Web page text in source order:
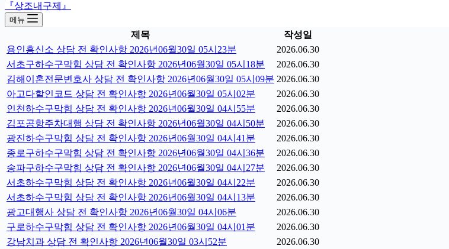
『상조내구제』
메뉴
제목
작성일
용인흥신소 상담 전 확인사항 2026년06월30일 05시23분
2026.06.30
서초구하수구막힘 상담 전 확인사항 2026년06월30일 05시18분
2026.06.30
김해이혼전문변호사 상담 전 확인사항 2026년06월30일 05시09분 2026.06.30
아고다할인코드 상담 전 확인사항 2026년06월30일 05시02분
2026.06.30
인천하수구막힘 상담 전 확인사항 2026년06월30일 04시55분
2026.06.30
김포공항주차대행 상담 전 확인사항 2026년06월30일 04시50분
2026.06.30
광진하수구막힘 상담 전 확인사항 2026년06월30일 04시41분
2026.06.30
종로구하수구막힘 상담 전 확인사항 2026년06월30일 04시36분
2026.06.30
송파구하수구막힘 상담 전 확인사항 2026년06월30일 04시27분
2026.06.30
서초하수구막힘 상담 전 확인사항 2026년06월30일 04시22분
2026.06.30
서초하수구막힘 상담 전 확인사항 2026년06월30일 04시13분
2026.06.30
광고대행사 상담 전 확인사항 2026년06월30일 04시06분
2026.06.30
구로하수구막힘 상담 전 확인사항 2026년06월30일 04시01분
2026.06.30
강남치과 상담 전 확인사항 2026년06월30일 03시52분
2026.06.30